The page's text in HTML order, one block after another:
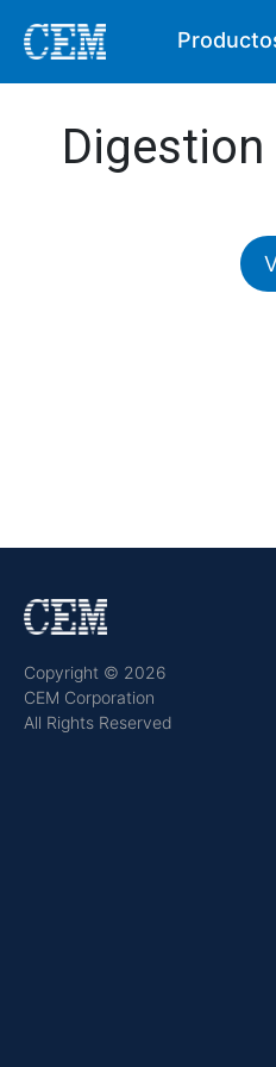
Digestion
Copyright © 2026
CEM Corporation
All Rights Reserved